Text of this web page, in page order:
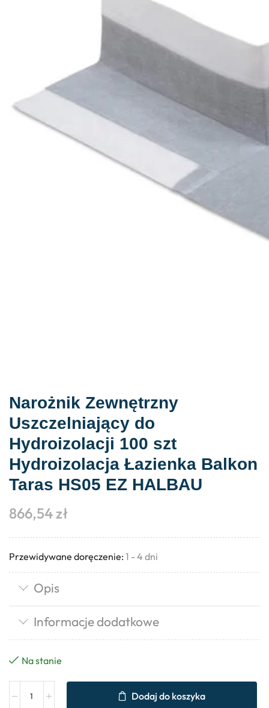
Narożnik Zewnętrzny
Uszczelniający do
Hydroizolacji 100 szt
Hydroizolacja Łazienka Balkon
Taras HS05 EZ HALBAU
866,54zł
Przewidywane doręczenie: 1 - 4 dni
Opis
Informacje dodatkowe
Na stanie
Dodaj do koszyka